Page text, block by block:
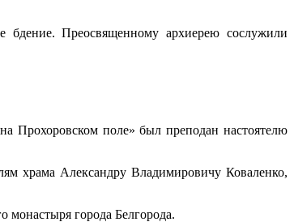
бдение. Преосвященному архиерею сослужили
Прохоровском поле» был преподан настоятелю
храма Александру Владимировичу Коваленко,
города Белгорода.